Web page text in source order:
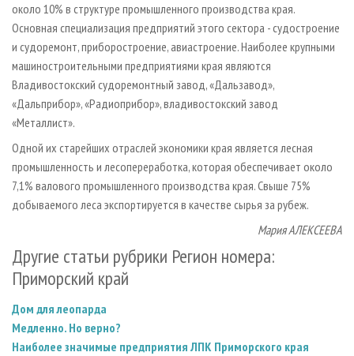
около 10% в структуре промышленного производства края.
Основная специализация предприятий этого сектора - судостроение
и судоремонт, приборостроение, авиастроение. Наиболее крупными
машиностроительными предприятиями края являются
Владивостокский судоремонтный завод, «Дальзавод»,
«Дальприбор», «Радиоприбор», владивостокский завод
«Металлист».
Одной их старейших отраслей экономики края является лесная
промышленность и лесопереработка, которая обеспечивает около
7,1% валового промышленного производства края. Свыше 75%
добываемого леса экспортируется в качестве сырья за рубеж.
Мария АЛЕКСЕЕВА
Другие статьи рубрики Регион номера:
Приморский край
Дом для леопарда
Медленно. Но верно?
Наиболее значимые предприятия ЛПК Приморского края